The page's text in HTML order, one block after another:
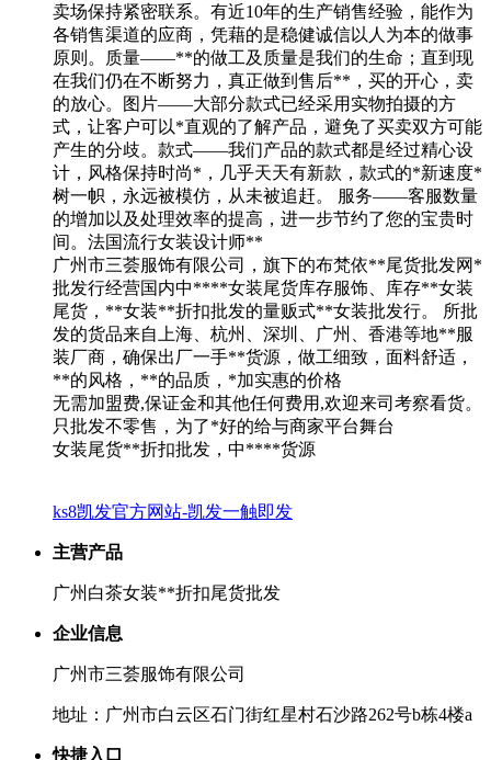
卖场保持紧密联系。有近10年的生产销售经验，能作为
各销售渠道的应商，凭藉的是稳健诚信以人为本的做事
原则。质量——**的做工及质量是我们的生命；直到现
在我们仍在不断努力，真正做到售后**，买的开心，卖
的放心。图片——大部分款式已经采用实物拍摄的方
式，让客户可以*直观的了解产品，避免了买卖双方可能
产生的分歧。款式——我们产品的款式都是经过精心设
计，风格保持时尚*，几乎天天有新款，款式的*新速度*
树一帜，永远被模仿，从未被追赶。 服务——客服数量
的增加以及处理效率的提高，进一步节约了您的宝贵时
间。法国流行女装设计师**
广州市三荟服饰有限公司，旗下的布梵依**尾货批发网*
批发行经营国内中****女装尾货库存服饰、库存**女装
尾货，**女装**折扣批发的量贩式**女装批发行。 所批
发的货品来自上海、杭州、深圳、广州、香港等地**服
装厂商，确保出厂一手**货源，做工细致，面料舒适，
**的风格，**的品质，*加实惠的价格
无需加盟费,保证金和其他任何费用,欢迎来司考察看货。
只批发不零售，为了*好的给与商家平台舞台
女装尾货**折扣批发，中****货源
ks8凯发官方网站-凯发一触即发
主营产品
广州白茶女装**折扣尾货批发
企业信息
广州市三荟服饰有限公司
地址：广州市白云区石门街红星村石沙路262号b栋4楼a
快捷入口